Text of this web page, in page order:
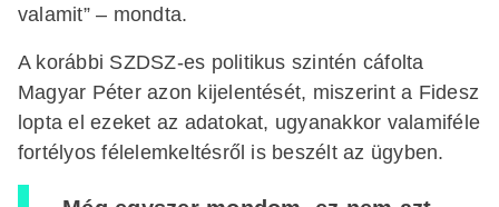
valamit” – mondta.
A korábbi SZDSZ-es politikus szintén cáfolta
Magyar Péter azon kijelentését, miszerint a Fidesz
lopta el ezeket az adatokat, ugyanakkor valamiféle
fortélyos félelemkeltésről is beszélt az ügyben.